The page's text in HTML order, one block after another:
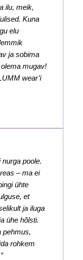
ilu, meik,
Kuna
elu
ja sobima
mugav!
wear’i
nurga poole.
– ma ei
ühte
et
ja iluga
ühe hõlsti.
pehmus,
rohkem